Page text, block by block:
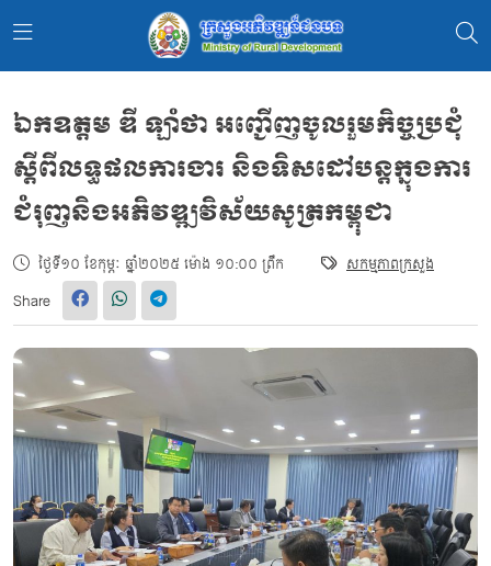
ឯកឧត្ដម ឌី ឡាំថា អញ្ជើញចូលរួមកិច្ចប្រជុំ
ស្ដីពីលទ្ធផលការងារ និងទិសដៅបន្តក្នុងការ
ជំរុញនិងអភិវឌ្ឍវិស័យសូត្រកម្ពុជា
ថ្ងៃទី១០ ខែកុម្ភៈ ឆ្នាំ២០២៥ ម៉ោង ១០:០០ ព្រឹក សកម្មភាពក្រសួង
Share